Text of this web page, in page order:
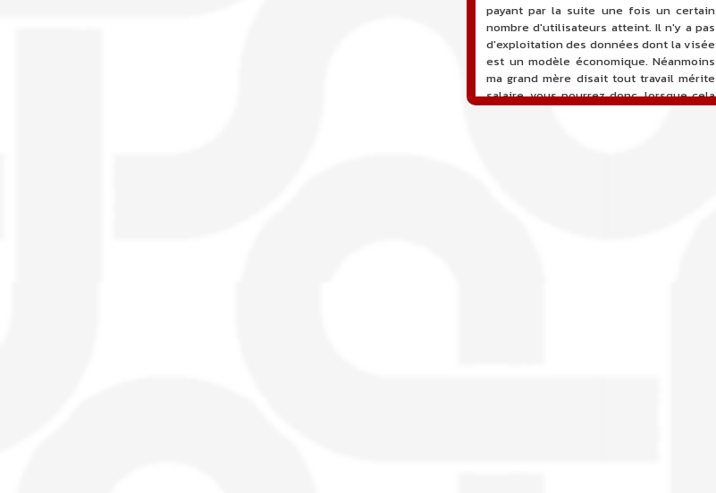
payant par la suite une fois un certain
nombre d'utilisateurs atteint. Il n'y a pas
d'exploitation des données dont la visée
est un modèle économique. Néanmoins
ma grand mère disait tout travail mérite
salaire, vous pourrez donc, lorsque cela